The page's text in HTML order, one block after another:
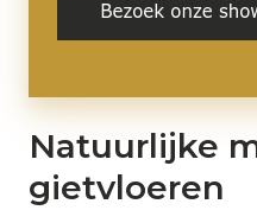
Natuurlijke
gietvloeren